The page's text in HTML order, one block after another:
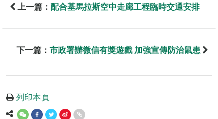
上一篇： 配合基馬拉斯空中走廊工程臨時交通安排
下一篇： 市政署辦微信有獎遊戲 加強宣傳防治鼠患
列印本頁